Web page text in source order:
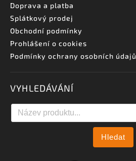
Doprava a platba
Splátkový prodej
Obchodní podmínky
Prohlášení o cookies
Podmínky ochrany osobních údajů
VYHLEDÁVÁNÍ
Hledat